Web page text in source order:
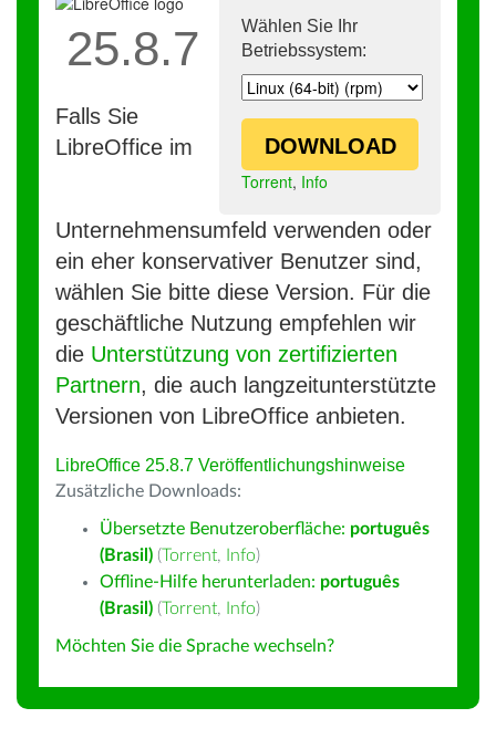
Wählen Sie Ihr
Betriebssystem:
DOWNLOAD
Torrent, Info
25.8.7
Falls Sie
LibreOffice im
Unternehmensumfeld verwenden oder
ein eher konservativer Benutzer sind,
wählen Sie bitte diese Version. Für die
geschäftliche Nutzung empfehlen wir
die Unterstützung von zertifizierten
Partnern, die auch langzeitunterstützte
Versionen von LibreOffice anbieten.
LibreOffice 25.8.7 Veröffentlichungshinweise
Zusätzliche Downloads:
Übersetzte Benutzeroberfläche: português
(Brasil) (Torrent, Info)
Offline-Hilfe herunterladen: português
(Brasil) (Torrent, Info)
Möchten Sie die Sprache wechseln?